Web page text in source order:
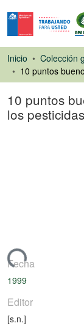
Inicio Colección
10 puntos
los pesticidas
Fecha
1999
Editor
[s.n.]